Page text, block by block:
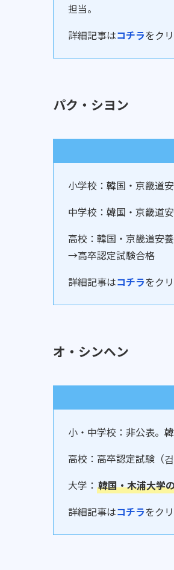
担当。
詳細記事はコチラをク
パク・シヨン
小学校：韓国・京畿道
中学校：韓国・京畿道
高校：韓国・京畿道安
→高卒認定試験合格
詳細記事はコチラをク
オ・シンヘン
小・中学校：非公表。
高校：高卒認定試験（
大学： 韓国・木浦大学
詳細記事はコチラをク